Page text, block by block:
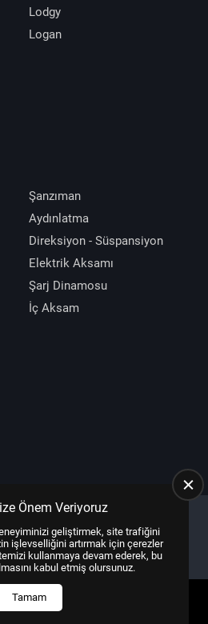
Lodgy
Logan
Şanzıman
Aydınlatma
Direksiyon - Süspansiyon
Elektrik Aksamı
Şarj Dinamosu
İç Aksam
Right ReservedUS YAZILIM
HEMEN ARA
Önem Veriyoruz
geliştirmek, site trafiğini
işlevselliğini artırmak için çerezler
kullanmaya devam ederek, bu
kabul etmiş olursunuz.
Tamam